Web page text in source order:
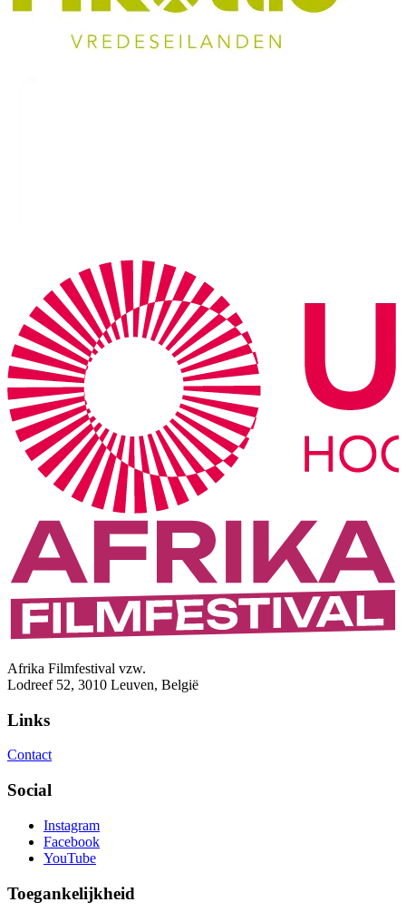
Afrika Filmfestival vzw.
Lodreef 52, 3010 Leuven, België
Links
Contact
Social
Instagram
Facebook
YouTube
Toegankelijkheid